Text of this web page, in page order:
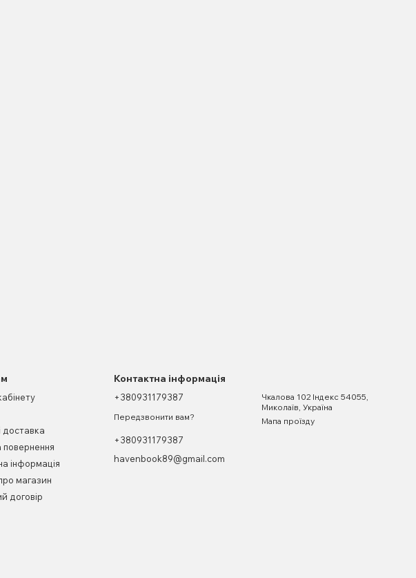
доставка
повернення
інформація
магазин
договір
Контактна інформація
+380931179387
Передзвонити вам?
+380931179387
havenbook89@gmail.com
Чкалова 102 Індекс 54055,
Миколаїв, Україна
Мапа проїзду